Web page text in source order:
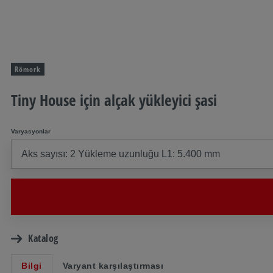
Römork
Tiny House için alçak yükleyici şasi
Varyasyonlar
Katalog
Bilgi Varyant karşılaştırması